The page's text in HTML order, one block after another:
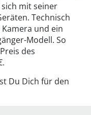
mit seiner
Technisch
und ein
Modell. So
des
Du Dich für den